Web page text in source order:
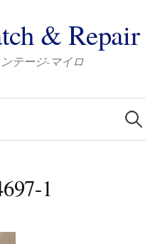
& Repair
テージ-マイロ
検
索:
1